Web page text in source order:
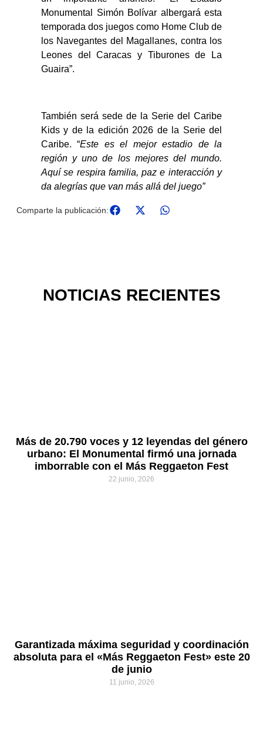
Monumental Simón Bolívar albergará esta
temporada dos juegos como Home Club de
los Navegantes del Magallanes, contra los
Leones del Caracas y Tiburones de La
Guaira”.
También será sede de la Serie del Caribe
Kids y de la edición 2026 de la Serie del
Caribe. “Este es el mejor estadio de la
región y uno de los mejores del mundo.
Aquí se respira familia, paz e interacción y
da alegrías que van más allá del juego”
Comparte la publicación:
NOTICIAS RECIENTES
Más de 20.790 voces y 12 leyendas del género
urbano: El Monumental firmó una jornada
imborrable con el Más Reggaeton Fest
22 junio, 2026
Garantizada máxima seguridad y coordinación
absoluta para el «Más Reggaeton Fest» este 20
de junio
11 junio, 2026